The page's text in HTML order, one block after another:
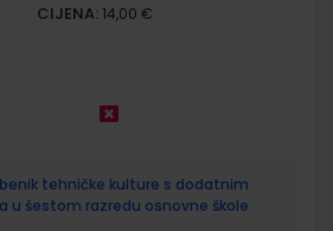
CIJENA: 14,00 €
tehničke kulture s dodatnim
u šestom razredu osnovne škole